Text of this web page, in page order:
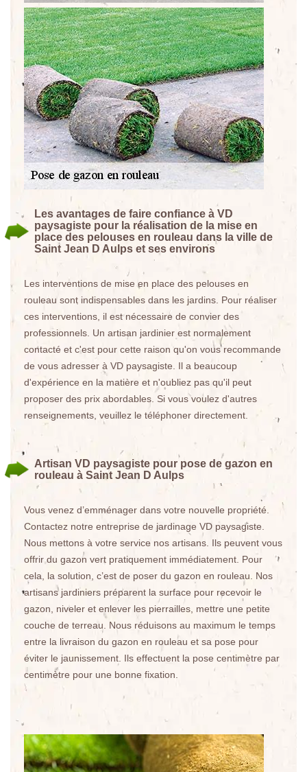
Les avantages de faire confiance à VD
paysagiste pour la réalisation de la mise en
place des pelouses en rouleau dans la ville de
Saint Jean D Aulps et ses environs
Les interventions de mise en place des pelouses en
rouleau sont indispensables dans les jardins. Pour réaliser
ces interventions, il est nécessaire de convier des
professionnels. Un artisan jardinier est normalement
contacté et c'est pour cette raison qu'on vous recommande
de vous adresser à VD paysagiste. Il a beaucoup
d'expérience en la matière et n'oubliez pas qu'il peut
proposer des prix abordables. Si vous voulez d'autres
renseignements, veuillez le téléphoner directement.
Artisan VD paysagiste pour pose de gazon en
rouleau à Saint Jean D Aulps
Vous venez d’emménager dans votre nouvelle propriété.
Contactez notre entreprise de jardinage VD paysagiste.
Nous mettons à votre service nos artisans. Ils peuvent vous
offrir du gazon vert pratiquement immédiatement. Pour
cela, la solution, c’est de poser du gazon en rouleau. Nos
artisans jardiniers préparent la surface pour recevoir le
gazon, niveler et enlever les pierrailles, mettre une petite
couche de terreau. Nous réduisons au maximum le temps
entre la livraison du gazon en rouleau et sa pose pour
éviter le jaunissement. Ils effectuent la pose centimètre par
centimètre pour une bonne fixation.